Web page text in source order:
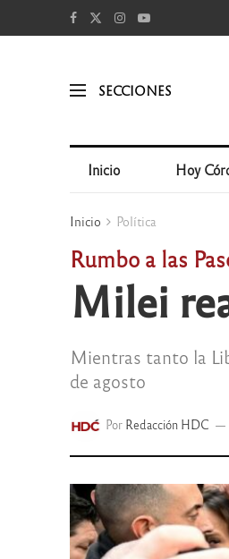
SECCIONES
Inicio Hoy
Inicio Política
Rumbo a las
Milei
Mientras tanto la
de agosto
Por Redacción HDC